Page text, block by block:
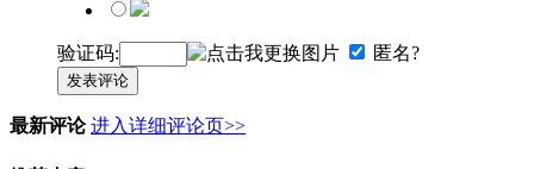
验证码: 匿名?
发表评论
最新评论 进入详细评论页>>